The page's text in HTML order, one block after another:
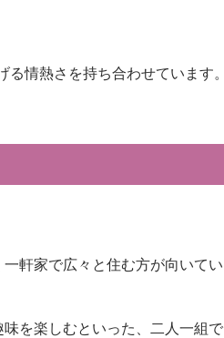
情熱さを持ち合わせています。
軒家で広々と住む方が向いてい
を楽しむといった、二人一組で